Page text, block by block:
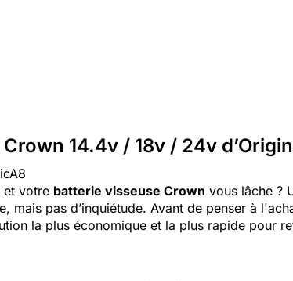
14.4v / 18v / 24v
et votre batterie visseuse Crown vous lâche ?
mais pas d’inquiétude. Avant de penser à
la plus économique et la plus rapide pour